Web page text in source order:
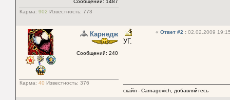
Сообщений: 1487
Карма: 902 Известность: 773
Карнедж
Сообщений: 240
Карма: 40 Известность: 376
« Ответ #2 : 02.02.2009
УГ.
скайп - Carnagovich, добавляйтесь